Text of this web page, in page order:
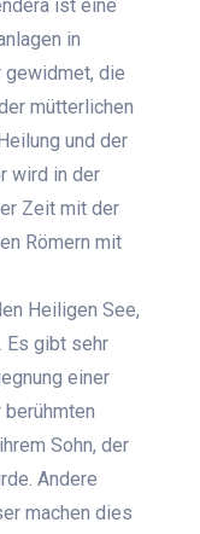
ist eine
in
gewidmet, die
mütterlichen
und der
wird in der
Zeit mit der
Römern mit
Heiligen See,
Es gibt sehr
einer
Sohn, der
Andere
machen dies